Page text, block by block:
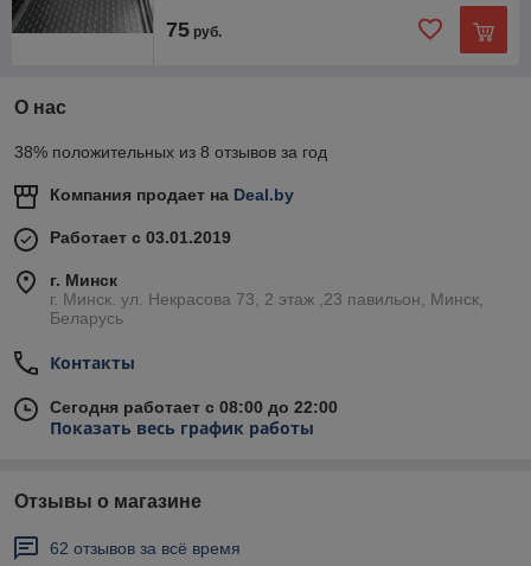
75 руб.
О нас
38% положительных из 8 отзывов за год
Компания продает на Deal.by
Работает с 03.01.2019
г. Минск
г. Минск. ул. Некрасова 73, 2 этаж ,23 павильон, Минск,
Беларусь
Контакты
Сегодня работает с 08:00 до 22:00
Показать весь график работы
Отзывы о магазине
62 отзывов за всё время